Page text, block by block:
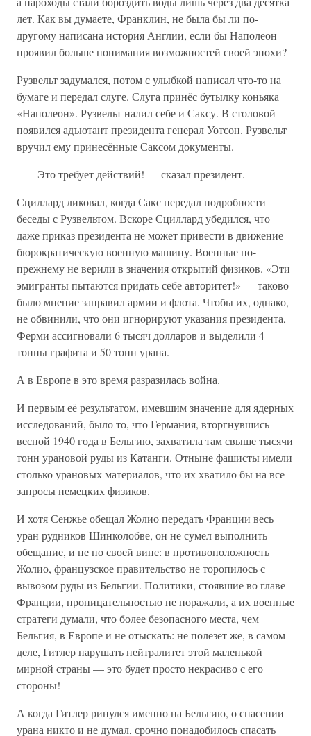
лет. Как вы думаете, Франклин, не была бы ли по-
другому написана история Англии, если бы Наполеон
проявил больше понимания возможностей своей эпохи?
Рузвельт задумался, потом с улыбкой написал что-то на
бумаге и передал слуге. Слуга принёс бутылку коньяка
«Наполеон». Рузвельт налил себе и Саксу. В столовой
появился адъютант президента генерал Уотсон. Рузвельт
вручил ему принесённые Саксом документы.
— Это требует действий! — сказал президент.
Сциллард ликовал, когда Сакс передал подробности
беседы с Рузвельтом. Вскоре Сциллард убедился, что
даже приказ президента не может привести в движение
бюрократическую военную машину. Военные по-
прежнему не верили в значения открытий физиков. «Эти
эмигранты пытаются придать себе авторитет!» — таково
было мнение заправил армии и флота. Чтобы их, однако,
не обвинили, что они игнорируют указания президента,
Ферми ассигновали 6 тысяч долларов и выделили 4
тонны графита и 50 тонн урана.
А в Европе в это время разразилась война.
И первым её результатом, имевшим значение для ядерных
исследований, было то, что Германия, вторгнувшись
весной 1940 года в Бельгию, захватила там свыше тысячи
тонн урановой руды из Катанги. Отныне фашисты имели
столько урановых материалов, что их хватило бы на все
запросы немецких физиков.
И хотя Сенжье обещал Жолио передать Франции весь
уран рудников Шинколобве, он не сумел выполнить
обещание, и не по своей вине: в противоположность
Жолио, французское правительство не торопилось с
вывозом руды из Бельгии. Политики, стоявшие во главе
Франции, проницательностью не поражали, а их военные
стратеги думали, что более безопасного места, чем
Бельгия, в Европе и не отыскать: не полезет же, в самом
деле, Гитлер нарушать нейтралитет этой маленькой
мирной страны — это будет просто некрасиво с его
стороны!
А когда Гитлер ринулся именно на Бельгию, о спасении
урана никто и не думал, срочно понадобилось спасать